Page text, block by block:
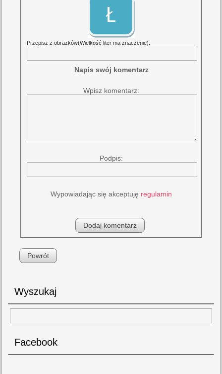
Przepisz z obrazków(Wielkość liter ma znaczenie):
Napis swój komentarz
Wpisz komentarz:
Podpis:
Wypowiadając się akceptuję regulamin
Powrót
Wyszukaj
Facebook